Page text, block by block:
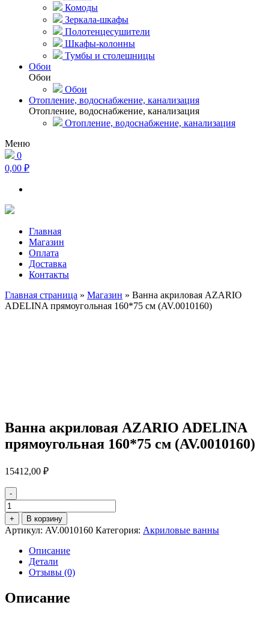
Комоды
Зеркала-шкафы
Полотенцесушители
Шкафы-колонны
Тумбы и столешницы
Обои
Обои
Обои
Отопление, водоснабжение, канализация
Отопление, водоснабжение, канализация
Отопление, водоснабжение, канализация
Меню
0
0,00 ₽
Главная
Магазин
Оплата
Доставка
Контакты
Главная страница » Магазин » Ванна акриловая AZARIO
ADELINA прямоугольная 160*75 см (AV.0010160)
Ванна акриловая AZARIO ADELINA
прямоугольная 160*75 см (AV.0010160)
15412,00 ₽
-
Количество
товара
Ванна
акриловая
AZARIO
ADELINA
прямоугольная
160*75
см
(AV.0010160)
+ В корзину
Артикул: AV.0010160 Категория: Акриловые ванны
Описание
Детали
Отзывы (0)
Описание